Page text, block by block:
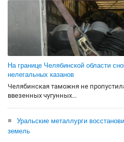
На границе Челябинской области
нелегальных казанов
Челябинская таможня не
ввезенных чугунных...
Уральские металлурги
земель